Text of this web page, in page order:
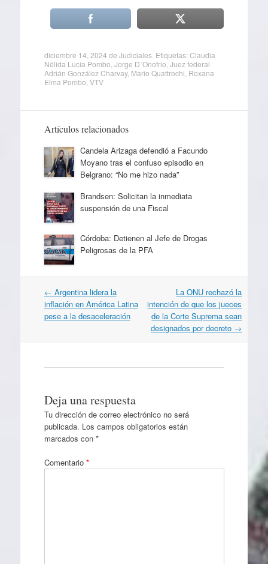
diciembre 14, 2024 de Judiciales. Etiquetas:Claudia
Nélida Lucía Pombo Jorge D´Onofrio Juez federal
Adrián González Charvay, Mario Quattrochi Roxana
Elma Pombo VTV
Artículos relacionados
Candela Arizaga defendió a Facundo
Moyano tras el confuso episodio en
Belgrano: “No me hizo nada”
Brandsen: Solicitan la inmediata
suspensión de una Fiscal
Córdoba: Detienen al Jefe de Drogas
Peligrosas de la PFA
Navegación
por
artículos
← Argentina lidera la
inflación en América Latina
pese a la desaceleración
La ONU rechazó la
intención de que los jueces
de la Corte Suprema sean
designados por decreto →
Deja una respuesta
Tu dirección de correo electrónico no será
publicada. Los campos obligatorios están
marcados con *
Comentario *